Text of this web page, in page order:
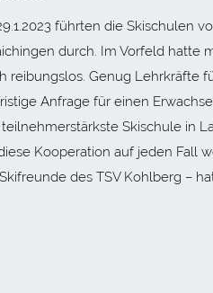
führten die Skischulen
durch. Im Vorfeld
reibungslos. Genug Lehrkräfte
Anfrage für einen
Skischule in
Kooperation auf jeden Fall
des TSV Kohlberg –